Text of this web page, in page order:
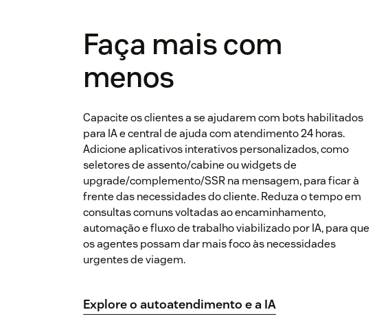
Faça mais com
menos
Capacite os clientes a se ajudarem com bots habilitados
para IA e central de ajuda com atendimento 24 horas.
Adicione aplicativos interativos personalizados, como
seletores de assento/cabine ou widgets de
upgrade/complemento/SSR na mensagem, para ficar à
frente das necessidades do cliente. Reduza o tempo em
consultas comuns voltadas ao encaminhamento,
automação e fluxo de trabalho viabilizado por IA, para que
os agentes possam dar mais foco às necessidades
urgentes de viagem.
Explore o autoatendimento e a IA